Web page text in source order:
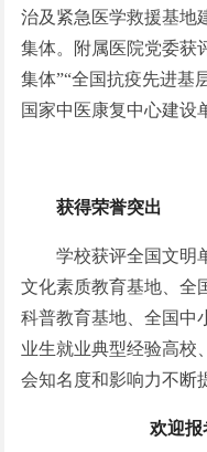
治及紧急医学救援基地
集体。附属医院党委获
集体”“全国抗疫先进基
国家中医康复中心建设
获得荣誉突出
学校获评全国文明
文化素质教育基地、全
科普教育基地、全国中
业生就业典型经验高校
会知名度和影响力不断
欢迎报